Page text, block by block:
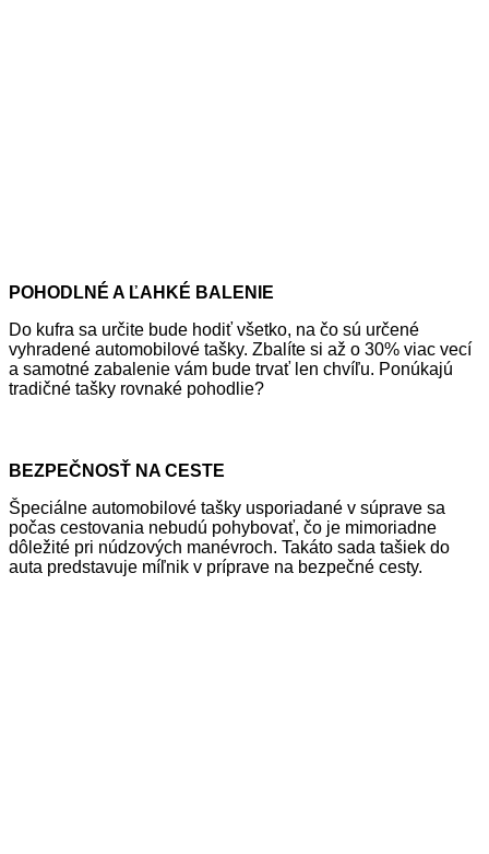
POHODLNÉ A ĽAHKÉ BALENIE
Do kufra sa určite bude hodiť všetko, na čo sú určené
vyhradené automobilové tašky. Zbalíte si až o 30% viac vecí
a samotné zabalenie vám bude trvať len chvíľu. Ponúkajú
tradičné tašky rovnaké pohodlie?
BEZPEČNOSŤ NA CESTE
Špeciálne automobilové tašky usporiadané v súprave sa
počas cestovania nebudú pohybovať, čo je mimoriadne
dôležité pri núdzových manévroch. Takáto sada tašiek do
auta predstavuje míľnik v príprave na bezpečné cesty.